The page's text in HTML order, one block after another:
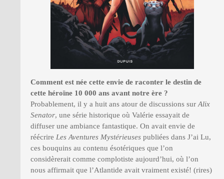
Comment est née cette envie de raconter le destin de
cette héroïne 10 000 ans avant notre ère ?
Probablement, il y a huit ans atour de discussions sur Alix
Senator, une série historique où Valérie essayait de
diffuser une ambiance fantastique. On avait envie de
réécrire Les Aventures Mystérieuses publiées dans J’ai Lu,
ces bouquins au contenu ésotériques que l’on
considèrerait comme complotiste aujourd’hui, où l’on
nous affirmait que l’Atlantide avait vraiment existé! (rires)